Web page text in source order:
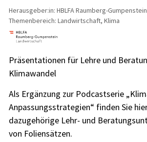
Herausgeber:in: HBLFA Raumberg-Gumpenstein
Themenbereich: Landwirtschaft, Klima
Präsentationen für Lehre und
Klimawandel
Als Ergänzung zur Podcastserie
Anpassungsstrategien“ finden Sie
dazugehörige Lehr- und
von Foliensätzen.